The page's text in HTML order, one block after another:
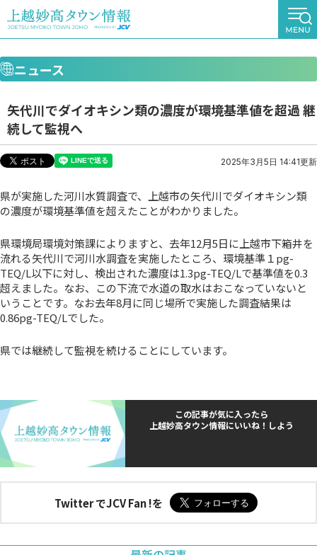
ニュース
矢代川でダイオキシン類の濃度が環境基準値を超過 継
続して監視へ
2025年3月5日 14:41更新
県が実施した河川水質調査で、上越市の矢代川でダイオキシン類
の濃度が環境基準値を超えたことがわかりました。
県環境局環境対策課によりますと、去年12月5日に上越市下箱井を
流れる矢代川で河川水調査を実施したところ、環境基準１pg-
TEQ/L以下に対し、検出された濃度は1.3pg-TEQ/Lで基準値を0.3
超えました。なお、この下流で水道の取水はおこなっていないと
いうことです。なお去年8月に同じ場所で実施した調査結果は
0.86pg-TEQ/Lでした。
県では継続して監視を続けることにしています。
この記事が気に入ったら
上越妙高タウン情報にいいね！しよう
Twitter でJCV Fan !を